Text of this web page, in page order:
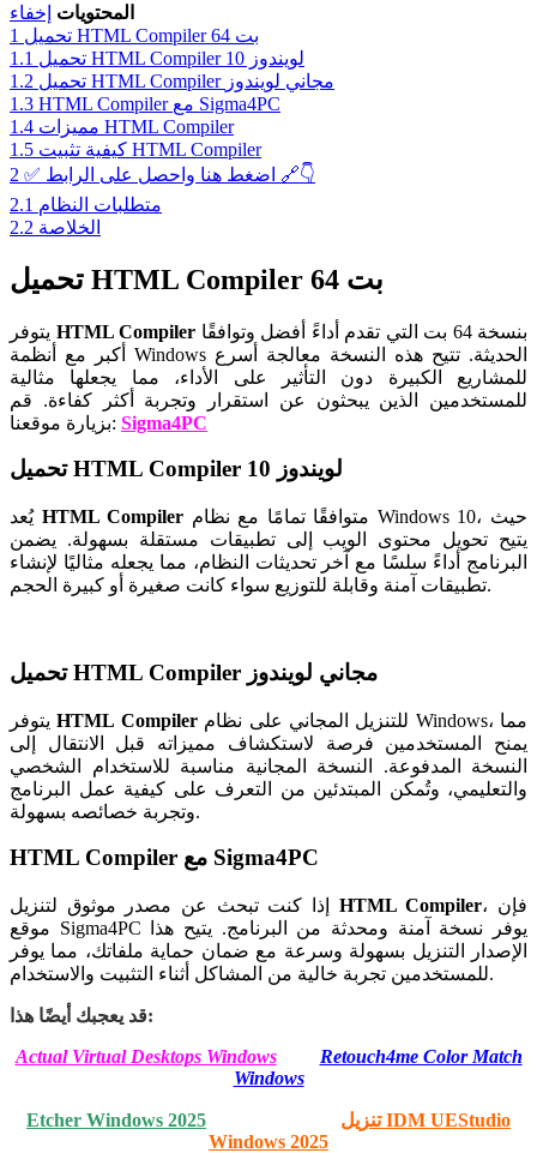
المحتويات إخفاء
1
تحميل HTML Compiler 64 بت
1.1
تحميل HTML Compiler لويندوز 10
1.2
تحميل HTML Compiler مجاني لويندوز
1.3
HTML Compiler مع Sigma4PC
1.4
مميزات HTML Compiler
1.5
كيفية تثبيت HTML Compiler
2
✅ اضغط هنا واحصل على الرابط 🔗👇
2.1 متطلبات النظام
2.2 الخلاصة
تحميل HTML Compiler 64 بت
HTML Compiler
أكبر مع أنظمة Windows الحديثة. تتيح هذه النسخة معالجة أسرع
للمشاريع الكبيرة دون التأثير على الأداء، مما يجعلها مثالية
للمستخدمين الذين يبحثون عن استقرار وتجربة أكثر كفاءة. قم
بزيارة موقعنا: Sigma4PC
تحميل HTML Compiler لويندوز 10
يُعد HTML Compiler
يتيح تحويل محتوى الويب إلى تطبيقات مستقلة بسهولة. يضمن
البرنامج أداءً سلسًا مع آخر تحديثات النظام، مما يجعله مثاليًا لإنشاء
تطبيقات آمنة وقابلة للتوزيع سواء كانت صغيرة أو كبيرة الحجم.
تحميل HTML Compiler مجاني لويندوز
يتوفرHTML Compilerللتنزيل المجاني على نظام Windows، مما
يمنح المستخدمين فرصة لاستكشاف مميزاته قبل الانتقال إلى
النسخة المدفوعة. النسخة المجانية مناسبة للاستخدام الشخصي
والتعليمي، وتُمكن المبتدئين من التعرف على كيفية عمل البرنامج
وتجربة خصائصه بسهولة.
HTML Compiler مع Sigma4PC
HTML Compiler، فإن
موقع Sigma4PC يوفر نسخة آمنة ومحدثة من البرنامج. يتيح هذا
الإصدار التنزيل بسهولة وسرعة مع ضمان حماية ملفاتك، مما يوفر
للمستخدمين تجربة خالية من المشاكل أثناء التثبيت والاستخدام.
قد يعجبك أيضًا هذا:
Actual Virtual Desktops Windows
Retouch4me Color Match
Windows
Etcher Windows 2025
تنزيل IDM UEStudio
Windows 2025